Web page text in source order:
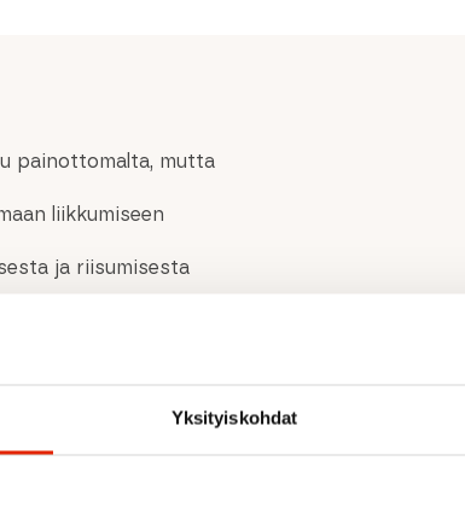
Yksityiskohdat
painottomalta, mutta
liikkumiseen
ja riisumisesta
säilytystaskuna.
vedenpitävä
20 000 mm/MVTR: